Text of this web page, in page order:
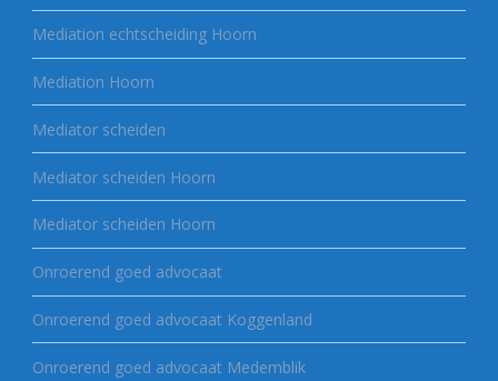
Mediation echtscheiding Hoorn
Mediation Hoorn
Mediator scheiden
Mediator scheiden Hoorn
Mediator scheiden Hoorn
Onroerend goed advocaat
Onroerend goed advocaat Koggenland
Onroerend goed advocaat Medemblik